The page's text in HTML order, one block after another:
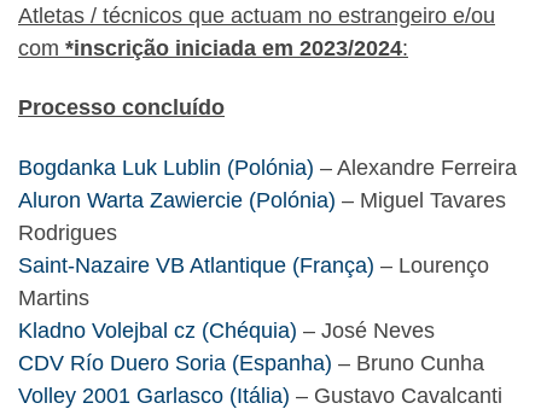
Atletas / técnicos que actuam no estrangeiro e/ou
com *inscrição iniciada em 2023/2024:
Processo concluído
Bogdanka Luk Lublin (Polónia) – Alexandre Ferreira
Aluron Warta Zawiercie (Polónia) – Miguel Tavares
Rodrigues
Saint-Nazaire VB Atlantique (França) – Lourenço
Martins
Kladno Volejbal cz (Chéquia) – José Neves
CDV Río Duero Soria (Espanha) – Bruno Cunha
Volley 2001 Garlasco (Itália) – Gustavo Cavalcanti